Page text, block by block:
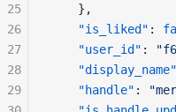
    },
"is_liked" :
"user_id" :
"display_name"
"handle" :
25
26
27
28
29